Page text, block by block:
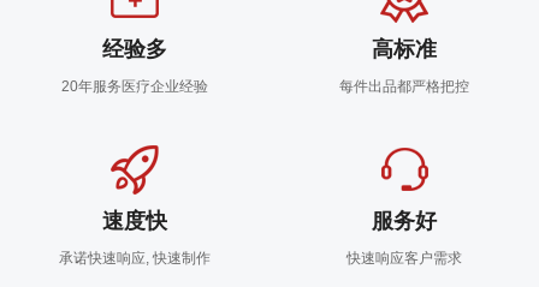
经验多
20年服务医疗企业经验
高标准
每件出品都严格把控
速度快
承诺快速响应, 快速制作
服务好
快速响应客户需求